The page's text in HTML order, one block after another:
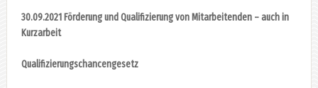
30.09.2021 Förderung und Qualifizierung von Mitarbeitenden – auch in
Kurzarbeit
Qualifizierungschancengesetz